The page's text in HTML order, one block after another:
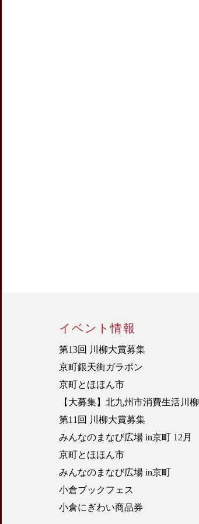
イベント情報
第13回 川柳大賞募集
京町銀天街ガラポン
京町とほほん市
【大募集】北九州市消費生活川柳
第11回 川柳大賞募集
みんなのまなび広場 in京町 12月
京町とほほん市
みんなのまなび広場 in京町
小倉ブックフェス
小倉にぎわい商品券